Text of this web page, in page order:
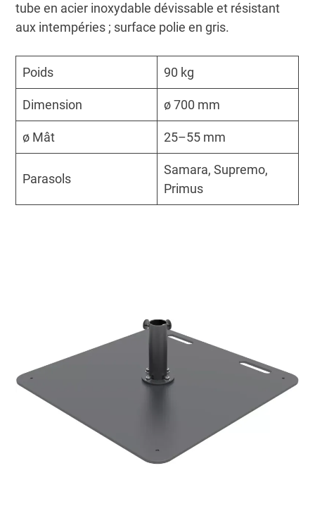
tube en acier inoxydable dévissable et résistant
aux intempéries ; surface polie en gris.
Poids 90 kg
Dimension ø 700 mm
ø Mât 25–55 mm
Parasols
Samara, Supremo,
Primus